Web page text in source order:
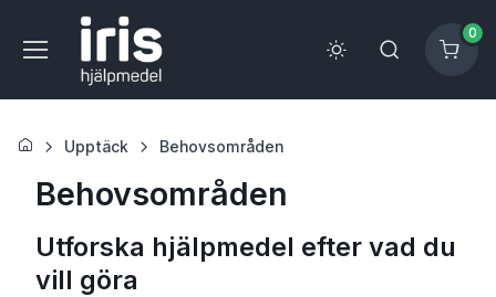
0
Upptäck Behovsområden
Behovsområden
Utforska hjälpmedel efter vad du
vill göra